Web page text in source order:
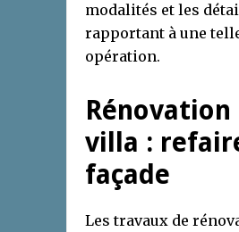
modalités et les
rapportant à une
opération.
Rénovation
villa :
façade
Les travaux de